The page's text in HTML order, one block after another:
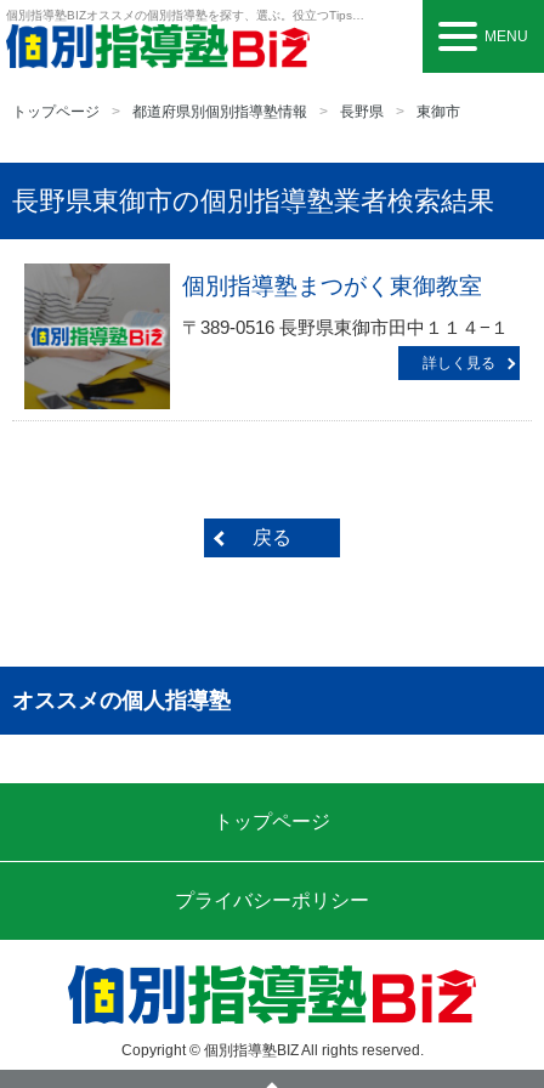
個別指導塾BIZオススメの個別指導塾を探す、選ぶ。役立つTipsも。
MENU
トップページ 都道府県別個別指導塾情報 長野県 東御市
長野県東御市の個別指導塾業者検索結果
個別指導塾まつがく東御教室
〒389-0516 長野県東御市田中１１４−１
詳しく見る
戻る
オススメの個人指導塾
トップページ
プライバシーポリシー
Copyright © 個別指導塾BIZ All rights reserved.